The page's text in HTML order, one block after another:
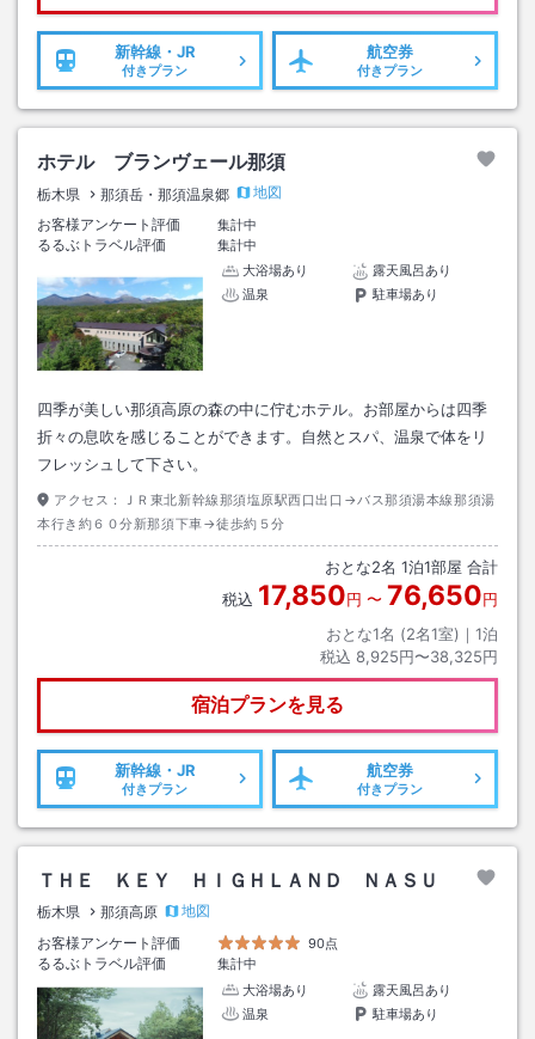
新幹線・JR
付きプラン
航空券
付きプラン
ホテル ブランヴェール那須
栃木県 那須岳・那須温泉郷
地図
お客様アンケート評価
集計中
るるぶトラベル評価
集計中
大浴場あり
露天風呂あり
温泉
駐車場あり
四季が美しい那須高原の森の中に佇むホテル。お部屋からは四季
折々の息吹を感じることができます。自然とスパ、温泉で体をリ
フレッシュして下さい。
アクセス：
ＪＲ東北新幹線那須塩原駅西口出口→バス那須湯本線那須湯
本行き約６０分新那須下車→徒歩約５分
おとな2名 1泊1部屋 合計
税込 17,850円 〜 76,650円
おとな1名 (2名1室)｜ 1泊
税込 8,925円〜38,325円
宿泊プランを見る
新幹線・JR
付きプラン
航空券
付きプラン
ＴＨＥ ＫＥＹ ＨＩＧＨＬＡＮＤ ＮＡＳＵ
栃木県 那須高原
地図
お客様アンケート評価
90点
るるぶトラベル評価
集計中
大浴場あり
露天風呂あり
温泉
駐車場あり